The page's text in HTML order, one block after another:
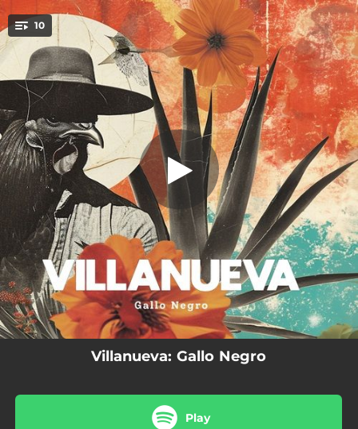
You're all set!
10 Veo tu Nombre
Veo tu Nombre
03:27
Gallo Negro
03:12
Me Entrego a los Santos
03:37
Mi Revolución
02:59
No Me Obligues a Quererte
02:51
Sonata para Divorciados (Te lo Puedes Quedar)
02:57
Mira cómo Baila (feat. Alba Dunas)
03:03
Una Vela Encendida
02:55
Peregrino (feat. Soleado)
03:46
Villanueva: Gallo Negro
Play
.